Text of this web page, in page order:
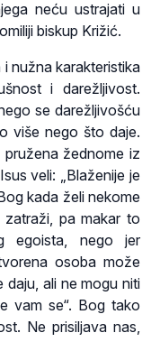
neću ustrajati u
biskup Križić.
nužna karakteristika
i darežljivost.
se darežljivošću
više nego što daje.
žednome iz
veli: „Blaženije je
kada želi nekome
pa makar to
egoista, nego jer
osoba može
daju, ali ne mogu niti
vam se“. Bog tako
Ne prisiljava nas,